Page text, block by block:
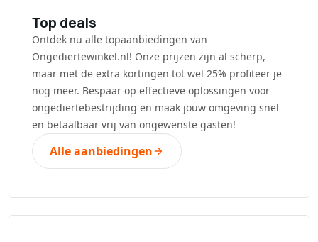
Top deals
Ontdek nu alle topaanbiedingen van
Ongediertewinkel.nl! Onze prijzen zijn al scherp,
maar met de extra kortingen tot wel 25% profiteer je
nog meer. Bespaar op effectieve oplossingen voor
ongediertebestrijding en maak jouw omgeving snel
en betaalbaar vrij van ongewenste gasten!
Alle aanbiedingen